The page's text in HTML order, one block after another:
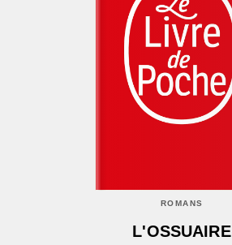
ROMANS
L'OSSUAIRE